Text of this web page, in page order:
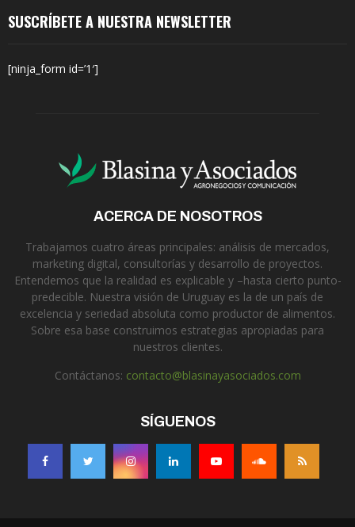
SUSCRÍBETE A NUESTRA NEWSLETTER
[ninja_form id=’1′]
ACERCA DE NOSOTROS
Trabajamos cuatro áreas principales: análisis de mercados,
marketing digital, consultorías y desarrollo de proyectos.
Entendemos que la realidad es explicable y –hasta cierto punto-
predecible. Nuestra visión de Uruguay es la de un país de
excelencia y seriedad absoluta como productor de alimentos.
Sobre esa base construimos estrategias apropiadas para
nuestros clientes.
Contáctanos: contacto@blasinayasociados.com
SÍGUENOS